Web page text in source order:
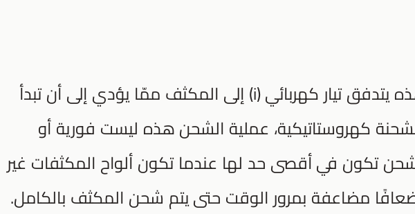
أثناء عملية الشحن هذه يتدفق تيار كهربائي (i) إلى المكثف ممّا يؤدي إلى أن تبدأ
كهروستاتيكية، عملية الشحن هذه ليست فورية أو
تكون في أقصى حد لها عندما تكون ألواح المكثفات غير
مضاعفة بمرور الوقت حتى يتم شحن المكثف بالكامل.